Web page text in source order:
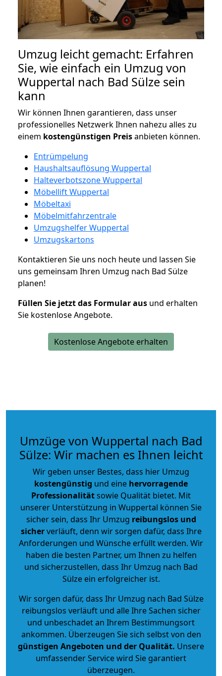
Umzug leicht gemacht: Erfahren
Sie, wie einfach ein Umzug von
Wuppertal nach Bad Sülze sein
kann
Wir können Ihnen garantieren, dass unser
professionelles Netzwerk Ihnen nahezu alles zu
einem kostengünstigen Preisanbieten können.
Entrümpelung
Haushaltsauflösung Wuppertal
Halteverbotszone Wuppertal
Möbellift Wuppertal
Möbeltaxi
Möbelmitfahrzentrale
Umzugshelfer Wuppertal
Umzugskartons
Kontaktieren Sie uns noch heute und lassen Sie
uns gemeinsam Ihren Umzug nach Bad Sülze
planen!
Füllen Sie jetzt das Formular aus und erhalten
Sie kostenlose Angebote.
Kostenlose Angebote erhalten
Umzüge von Wuppertal nach Bad
Sülze: Wir machen es Ihnen leicht
Wir geben unser Bestes, dass hier Umzug
kostengünstig und eine hervorragende
Professionalitätsowie Qualität bietet. Mit
unserer Unterstützung in Wuppertal können Sie
sicher sein, dass Ihr Umzug reibungslos und
sicherverläuft, denn wir sorgen dafür, dass Ihre
Anforderungen und Wünsche erfüllt werden. Wir
haben die besten Partner, um Ihnen zu helfen
und sicherzustellen, dass Ihr Umzug nach Bad
Sülze ein erfolgreicher ist.
Wir sorgen dafür, dass Ihr Umzug nach Bad Sülze
reibungslos verläuft und alle Ihre Sachen sicher
und unbeschadet an Ihrem Bestimmungsort
ankommen. Überzeugen Sie sich selbst von den
günstigen Angeboten und der Qualität. Unsere
umfassender Service wird Sie garantiert
überzeugen.